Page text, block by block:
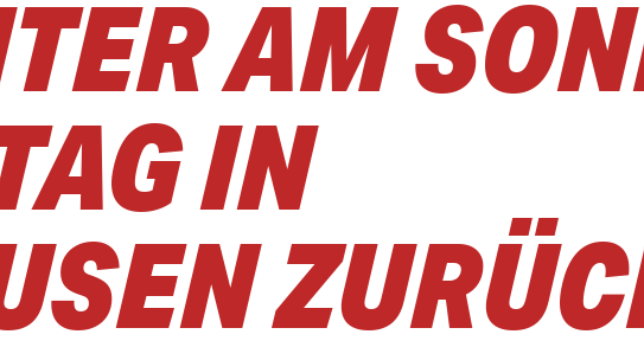
AM
IN A